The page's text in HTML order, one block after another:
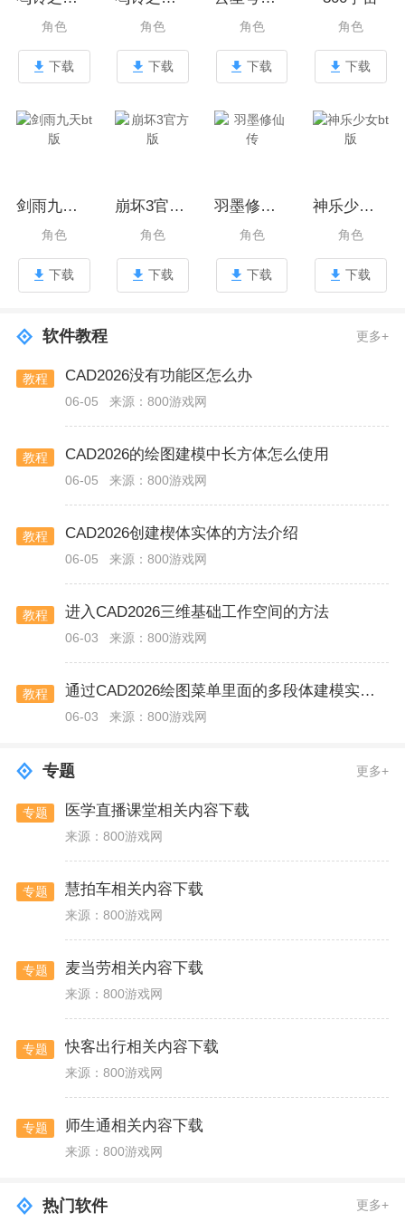
角色
下载
角色
下载
角色
下载
角色
下载
剑雨九天bt版
角色
下载
崩坏3官方版
角色
下载
羽墨修仙传
角色
下载
神乐少女bt版
角色
下载
软件教程 更多+
教程 CAD2026没有功能区怎么办
06-05 来源：800游戏网
教程 CAD2026的绘图建模中长方体怎么使用
06-05 来源：800游戏网
教程 CAD2026创建楔体实体的方法介绍
06-05 来源：800游戏网
教程 进入CAD2026三维基础工作空间的方法
06-03 来源：800游戏网
教程 通过CAD2026绘图菜单里面的多段体建模实体的方法
06-03 来源：800游戏网
专题 更多+
专题 医学直播课堂相关内容下载
来源：800游戏网
专题 慧拍车相关内容下载
来源：800游戏网
专题 麦当劳相关内容下载
来源：800游戏网
专题 快客出行相关内容下载
来源：800游戏网
专题 师生通相关内容下载
来源：800游戏网
热门软件 更多+